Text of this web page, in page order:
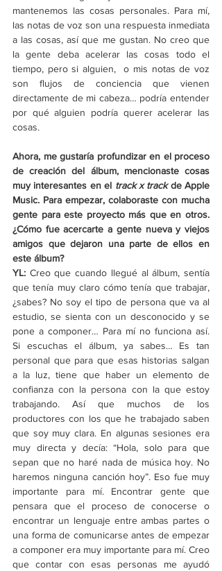
mantenemos las cosas personales. Para mí,
las notas de voz son una respuesta inmediata
a las cosas, así que me gustan. No creo que
la gente deba acelerar las cosas todo el
tiempo, pero si alguien,  o mis notas de voz
son flujos de conciencia que vienen
directamente de mi cabeza… podría entender
por qué alguien podría querer acelerar las
cosas.
Ahora, me gustaría profundizar en el proceso
de creación del álbum, mencionaste cosas
muy interesantes en el track x track de Apple
Music. Para empezar, colaboraste con mucha
gente para este proyecto más que en otros.
¿Cómo fue acercarte a gente nueva y viejos
amigos que dejaron una parte de ellos en
este álbum?
YL: Creo que cuando llegué al álbum, sentía
que tenía muy claro cómo tenía que trabajar,
¿sabes? No soy el tipo de persona que va al
estudio, se sienta con un desconocido y se
pone a componer… Para mí no funciona así.
Si escuchas el álbum, ya sabes… Es tan
personal que para que esas historias salgan
a la luz, tiene que haber un elemento de
confianza con la persona con la que estoy
trabajando. Así que muchos de los
productores con los que he trabajado saben
que soy muy clara. En algunas sesiones era
muy directa y decía: “Hola, solo para que
sepan que no haré nada de música hoy. No
haremos ninguna canción hoy”. Eso fue muy
importante para mí. Encontrar gente que
pensara que el proceso de conocerse o
encontrar un lenguaje entre ambas partes o
una forma de comunicarse antes de empezar
a componer era muy importante para mí. Creo
que contar con esas personas me ayudó